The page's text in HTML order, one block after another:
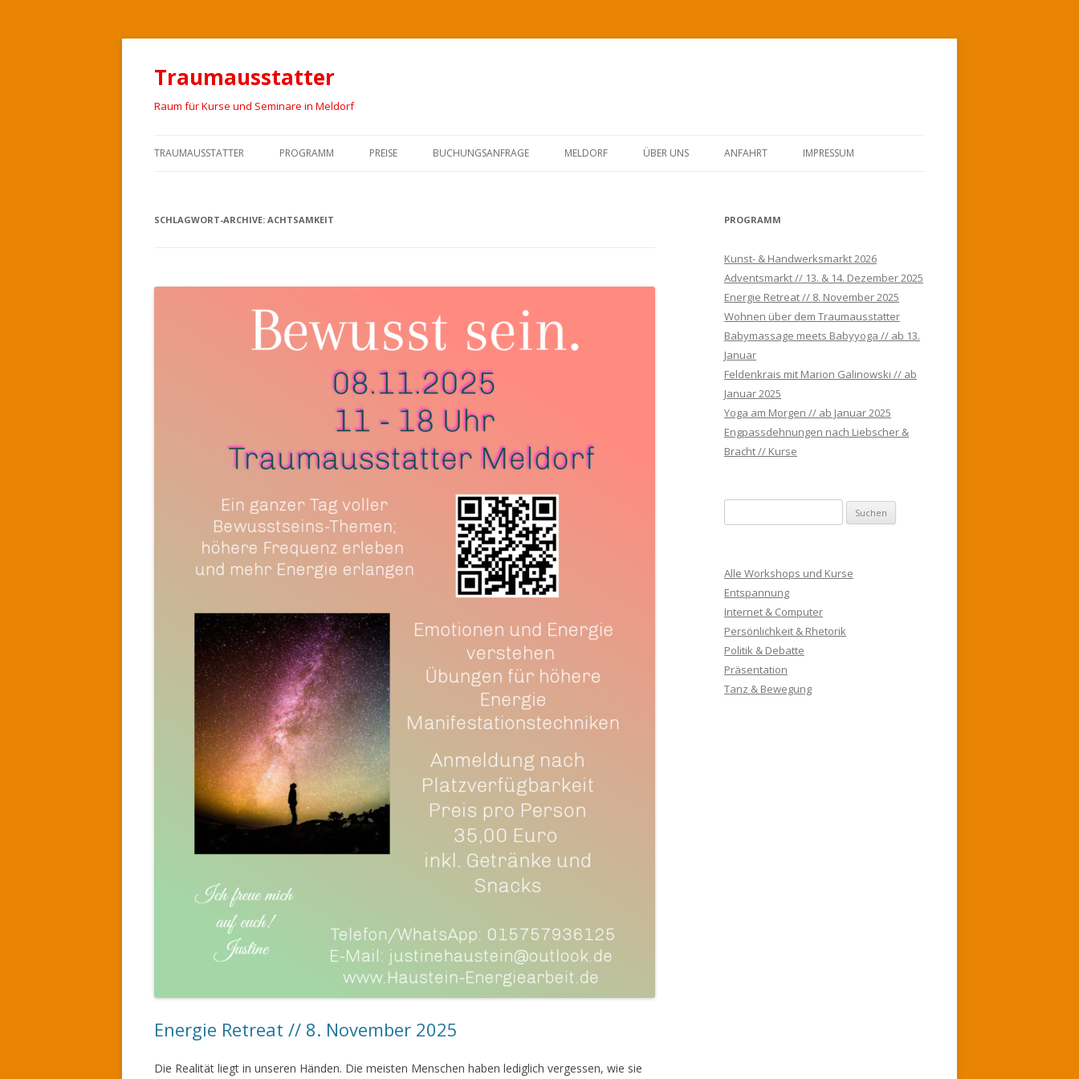
Traumausstatter
Raum für Kurse und Seminare in Meldorf
TRAUMAUSSTATTER PROGRAMM PREISE BUCHUNGSANFRAGE MELDORF ÜBER UNS ANFAHRT IMPRESSUM
SCHLAGWORT-ARCHIVE: ACHTSAMKEIT
Energie Retreat // 8. November 2025
Die Realität liegt in unseren Händen. Die meisten Menschen haben lediglich vergessen, wie sie
PROGRAMM
Kunst- & Handwerksmarkt 2026
Adventsmarkt // 13. & 14. Dezember 2025
Energie Retreat // 8. November 2025
Wohnen über dem Traumausstatter
Babymassage meets Babyyoga // ab 13.
Januar
Feldenkrais mit Marion Galinowski // ab
Januar 2025
Yoga am Morgen // ab Januar 2025
Engpassdehnungen nach Liebscher &
Bracht // Kurse
u
h
e
n
n
a
c
h
Alle Workshops und Kurse
Entspannung
Internet & Computer
Persönlichkeit & Rhetorik
Politik & Debatte
Präsentation
Tanz & Bewegung